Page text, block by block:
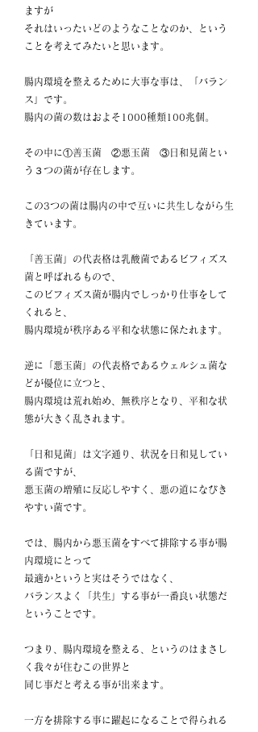
ますが
それはいったいどのようなことなのか、という
ことを考えてみたいと思います。
腸内環境を整えるために大事な事は、「バラン
ス」です。
腸内の菌の数はおよそ1000種類100兆個。
その中に①善玉菌　②悪玉菌　③日和見菌とい
う３つの菌が存在します。
この3つの菌は腸内の中で互いに共生しながら生
きています。
「善玉菌」の代表格は乳酸菌であるビフィズス
菌と呼ばれるもので、
このビフィズス菌が腸内でしっかり仕事をして
くれると、
腸内環境が秩序ある平和な状態に保たれます。
逆に「悪玉菌」の代表格であるウェルシュ菌な
どが優位に立つと、
腸内環境は荒れ始め、無秩序となり、平和な状
態が大きく乱されます。
「日和見菌」は文字通り、状況を日和見してい
る菌ですが、
悪玉菌の増殖に反応しやすく、悪の道になびき
やすい菌です。
では、腸内から悪玉菌をすべて排除する事が腸
内環境にとって
最適かというと実はそうではなく、
バランスよく「共生」する事が一番良い状態だ
ということです。
つまり、腸内環境を整える、というのはまさし
く我々が住むこの世界と
同じ事だと考える事が出来ます。
一方を排除する事に躍起になることで得られる